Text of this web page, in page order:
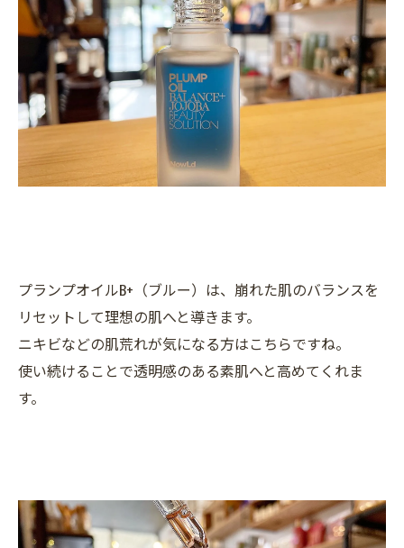
プランプオイルB+（ブルー）は、崩れた肌のバランスを
リセットして理想の肌へと導きます。
ニキビなどの肌荒れが気になる方はこちらですね。
使い続けることで透明感のある素肌へと高めてくれま
す。